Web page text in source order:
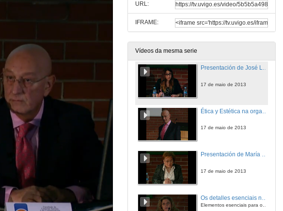
URL:
IFRAME:
Vídeos da mesma serie
Protocolo nos eventos cinematográficos: A gala dos Goya
17 de maio de 2013
Presentación de José Luis Delgado
17 de maio de 2013
17 de maio de 2013
Presentación de María del Pino Fuentes de Armas
17 de maio de 2013
Elementos esenciais para o éxito